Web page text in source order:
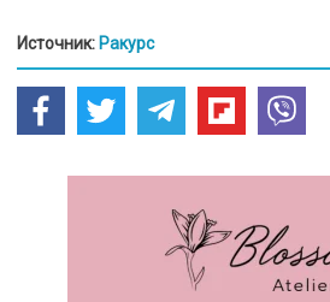
Источник: Ракурс